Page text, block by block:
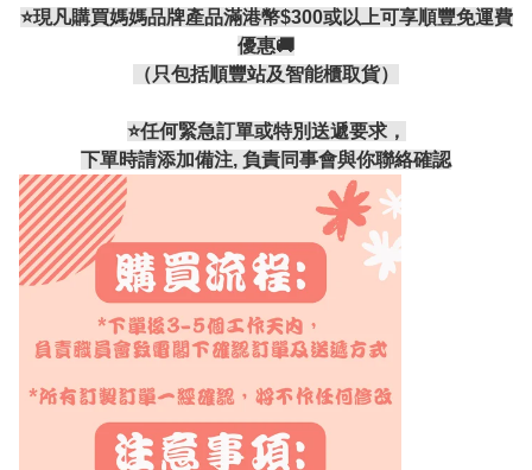
⭐現凡購買媽媽品牌產品滿港幣$300或以上可享順豐免運費
優惠🚚
（只包括順豐站及智能櫃取貨）
⭐️任何緊急訂單或特別送遞要求，
下單時請添加備注, 負責同事會與你聯絡確認